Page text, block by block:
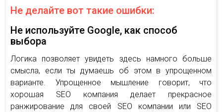
Не делайте вот такие ошибки:
Не используйте Google, как способ
выбора
Логика позволяет увидеть здесь намного больше
смысла, если ты думаешь об этом в упрощенном
варианте. Упрощенное мышление говорит, что
хорошая SEO компания делает прекрасное
ранжирование для своей SEO компании или SEO